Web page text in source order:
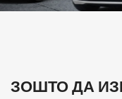
ЗОШТО ДА